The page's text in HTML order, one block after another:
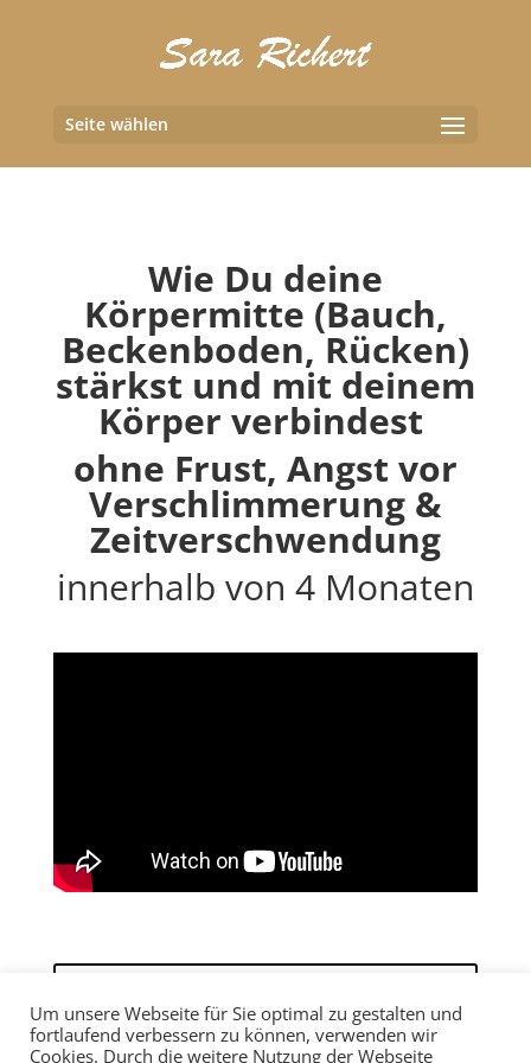
Seite wählen
Wie Du deine
Körpermitte (Bauch,
Beckenboden, Rücken)
stärkst und mit deinem
Körper verbindest
ohne Frust, Angst vor
Verschlimmerung &
Zeitverschwendung
innerhalb von 4 Monaten
Erstgespräch buchen!
Um unsere Webseite für Sie optimal zu gestalten und
fortlaufend verbessern zu können, verwenden wir
Cookies. Durch die weitere Nutzung der Webseite